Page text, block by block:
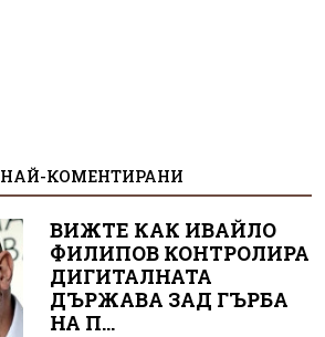
НАЙ-КОМЕНТИРАНИ
ВИЖТЕ КАК ИВАЙЛО
ФИЛИПОВ КОНТРОЛИРА
ДИГИТАЛНАТА
ДЪРЖАВА ЗАД ГЪРБА
НА П...